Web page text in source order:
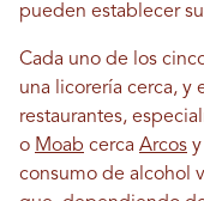
pueden establecer
Cada uno de los
una licorería cerca, y
restaurantes,
o Moab cerca Arcos y
consumo de alcohol